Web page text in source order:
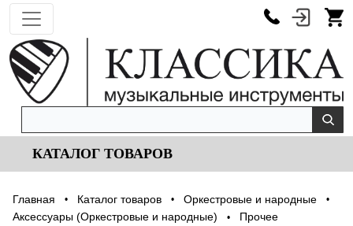
КАТАЛОГ ТОВАРОВ
Главная • Каталог товаров • Оркестровые и народные •
Аксессуары (Оркестровые и народные) • Прочее